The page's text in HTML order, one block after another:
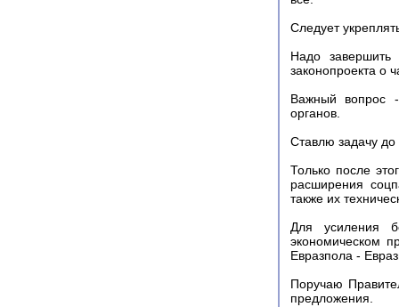
Следует
Надо завершить
законопроекта о
Важный вопрос -
органов.
Ставлю задачу до
Только после
расширения
также их
Для усиления
экономическом
Евразпола -
Поручаю
предложения.